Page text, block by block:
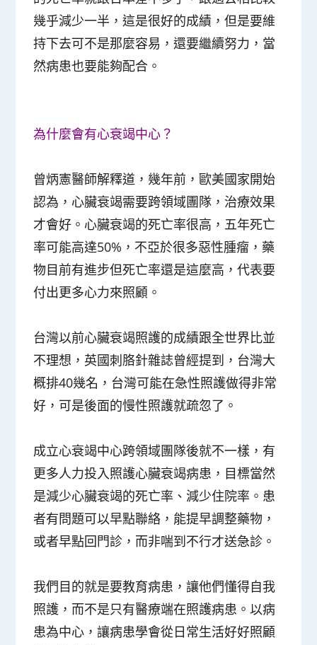
幾乎減少一半，這是很好的成績，但是要維
持下去可不是那麼容易，還要繼續努力，當
然病患也要能夠配合。
為什麼會有心衰竭中心？
曾炳憲醫師解釋道，幾年前，歐美國家開始
認為，心臟衰竭需要跨領域團隊，治療效果
才會好。心臟衰竭的死亡率很高，五年死亡
率可能高達50%，不亞於很多惡性腫瘤，藥
物目前有進步但死亡率還是這麼高，代表要
付出更多心力來照顧。
台灣以前心臟衰竭照護的成績跟全世界比並
不理想，英國刺胳針雜誌曾經提到，台灣大
概排40幾名，台灣可能在急性照護做得非常
好，可是後面的慢性照護就疏忽了。
成立心衰竭中心跨領域團隊後就不一樣，有
更多人力投入照護心臟衰竭病患，目標當然
是減少心臟衰竭的死亡率、減少住院率。患
者有問題可以早點聯絡，能提早調整藥物，
或者早點回門診，而非喘到不行才送急診。
我們目的就是要教育病患，讓他們懂得自我
照護，而不是只有醫療端在照護病患。以病
患為中心，讓病患學會從日常生活好好照顧